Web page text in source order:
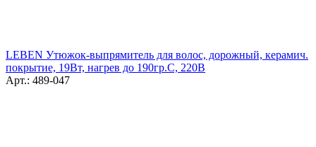
LEBEN Утюжок-выпрямитель для волос, дорожный, керамич.
покрытие, 19Вт, нагрев до 190гр.С, 220В
Арт.: 489-047